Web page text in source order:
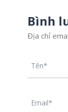
Bình
Địa chỉ